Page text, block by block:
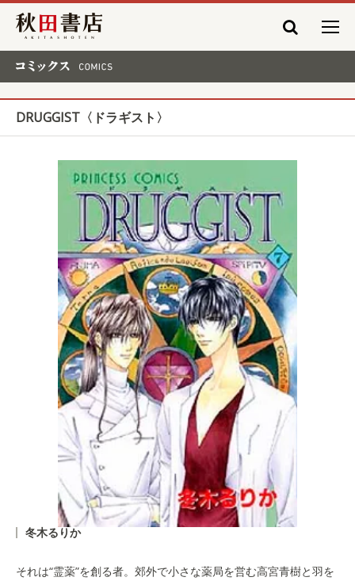
秋田書店
DRUGGIST〈ドラギスト〉
冬木るりか
それは“霊薬”を創る者。郊外で小さな薬局を営む高宮青樹と羽を